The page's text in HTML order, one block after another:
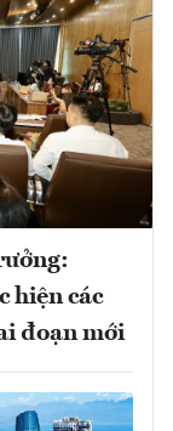
hiện các
đoạn mới